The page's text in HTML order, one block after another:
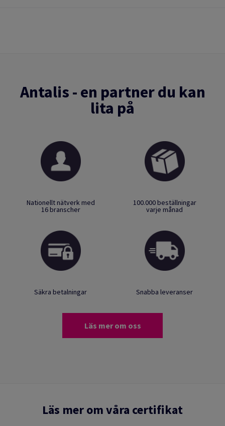
Antalis - en partner du kan
lita på
Nationellt nätverk med
16 branscher
100.000 beställningar
varje månad
Säkra betalningar Snabba leveranser
Läs mer om oss
Läs mer om våra certifikat